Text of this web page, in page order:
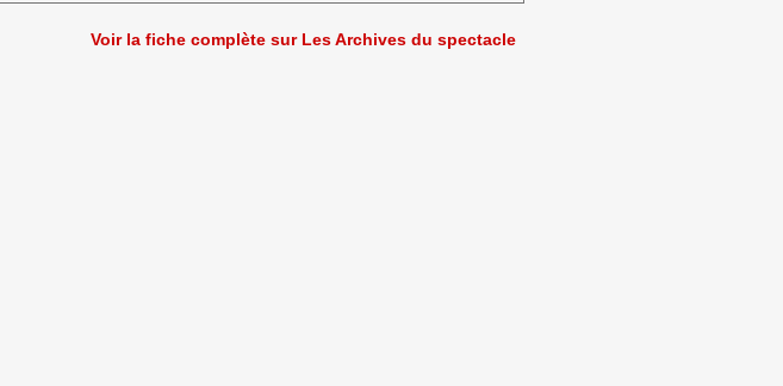
Voir la fiche complète sur Les Archives du spectacle